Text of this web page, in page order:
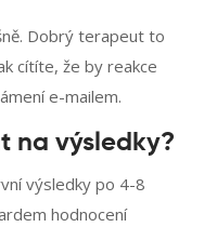
Dobrý terapeut to
cítíte, že by reakce
e-mailem.
na výsledky?
výsledky po 4-8
hodnocení